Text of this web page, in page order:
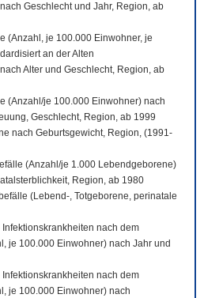
Geschlecht und Jahr, Region, ab
(Anzahl, je 100.000 Einwohner, je
an der Alten
Alter und Geschlecht, Region, ab
(Anzahl/je 100.000 Einwohner) nach
Geschlecht, Region, ab 1999
nach Geburtsgewicht, Region, (1991-
(Anzahl/je 1.000 Lebendgeborene)
Region, ab 1980
(Lebend-, Totgeborene, perinatale
nach dem
je 100.000 Einwohner) nach Jahr und
nach dem
je 100.000 Einwohner) nach